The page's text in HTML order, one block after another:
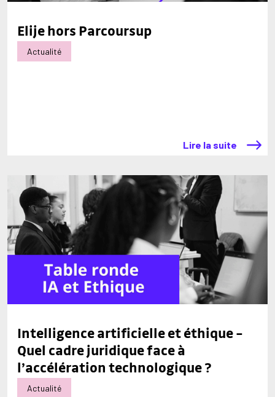
Elije hors Parcoursup
Actualité
Lire la suite
Intelligence artificielle et éthique –
Quel cadre juridique face à
l’accélération technologique ?
Actualité